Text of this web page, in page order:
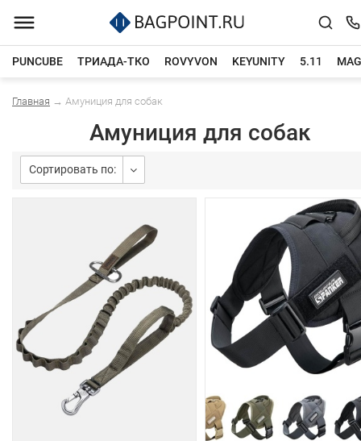
PUNCUBE ТРИАДА-ТКО ROVYVON KEYUNITY 5.11
Каталог товаров
Главная → Амуниция для собак
Амуниция для собак
Сортировать по: